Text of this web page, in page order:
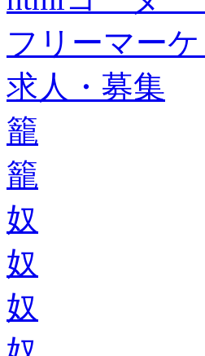
フリーマー
求人・募集
籠
籠
奴
奴
奴